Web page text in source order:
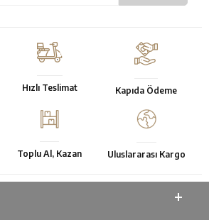
Hızlı Teslimat Kapıda Ödeme
Toplu Al, Kazan Uluslararası Kargo